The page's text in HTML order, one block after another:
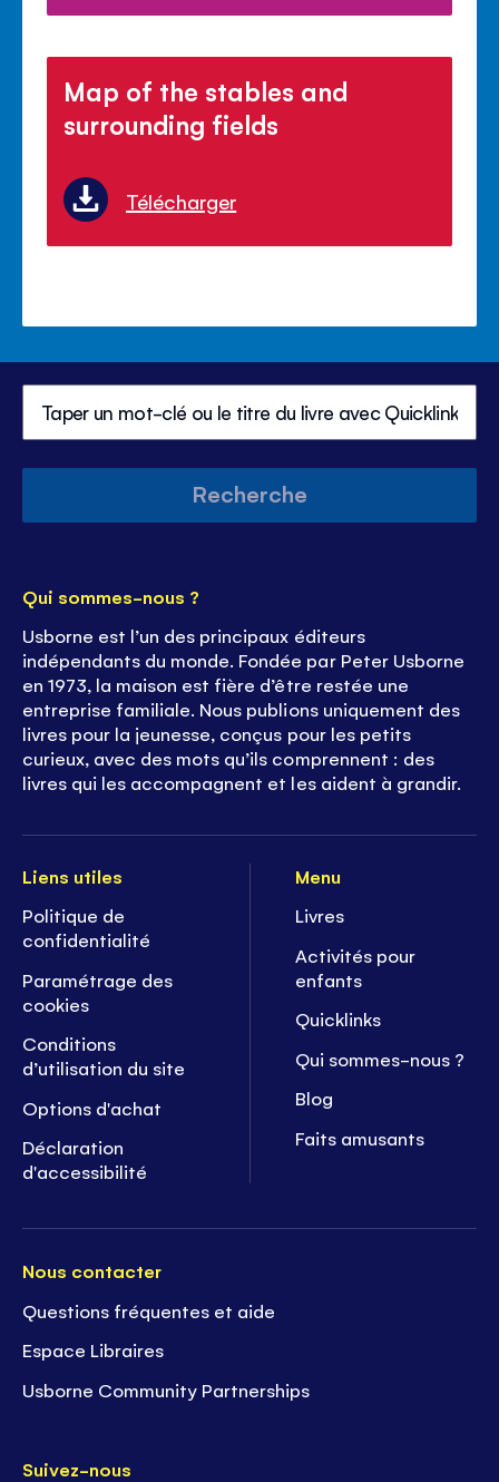
Map of the stables and
surrounding fields
Télécharger
Recherche
Liens utiles
Politique de
confidentialité
Paramétrage des
cookies
Conditions
d’utilisation du site
Options d'achat
Déclaration
d'accessibilité
Menu
Livres
Activités pour
enfants
Quicklinks
Qui sommes-nous ?
Blog
Faits amusants
Nous contacter
Questions fréquentes et aide
Espace Libraires
Usborne Community Partnerships
Suivez-nous
Qui sommes-nous ?
Usborne est l’un des principaux éditeurs
indépendants du monde. Fondée par Peter Usborne
en 1973, la maison est fière d’être restée une
entreprise familiale. Nous publions uniquement des
livres pour la jeunesse, conçus pour les petits
curieux, avec des mots qu’ils comprennent : des
livres qui les accompagnent et les aident à grandir.